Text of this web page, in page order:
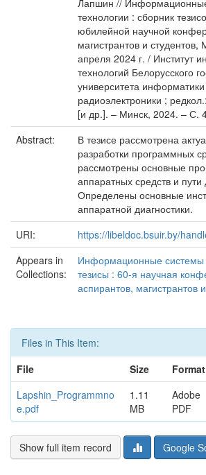
Лапшин //
технологии : сборник
юбилейной научной
магистрантов и студентов,
апреля 2024 г. / Институт
технологий Белорусского
университета
радиоэлектроники ;
[и др.]. – Минск, 2024. – С.
Abstract:
В тезисе рассмотрена
разработки программных
рассмотрены основные
аппаратных средств и
Определены основные
аппаратной диагностики.
URI:
https://libeldoc.bsuir.by/
Appears in
Collections:
Информационные системы
тезисы : 60-я научная
аспирантов, магистрантов
Files in This Item:
File
Size
Format
Lapshin_Programmno
e.pdf
1.11
MB
Adobe
PDF
Show full item record Google